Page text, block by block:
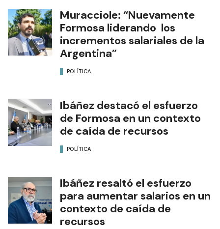
Muracciole: “Nuevamente
Formosa liderando los
incrementos salariales de la
Argentina”
POLÍTICA
Ibáñez destacó el esfuerzo
de Formosa en un contexto
de caída de recursos
POLÍTICA
Ibáñez resaltó el esfuerzo
para aumentar salarios en un
contexto de caída de
recursos